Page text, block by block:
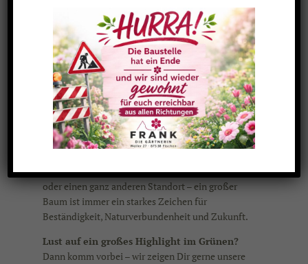
Unser Rundum-Service für Deinen XXL-
Baum umfasst:
Persönliche Beratung und Auswahl in
unserer Baumschule
Organisation von Transport und Lieferung
Fachgerechtes Einpflanzen inkl.
Pflanzschnitt und Befestigung
Tipps zur anschließenden Pflege, damit
Dein Baum gut anwächst
Ob für DeinenHausgarten, dasFirmengelände
oder einen ganz anderen Standort – ein großer
Baum ist immer ein starkes Zeichen für
Beständigkeit, Naturverbundenheit und Zukunft.
Lust auf ein großes Highlight im Grünen?
Dann komm vorbei – wir zeigen Dir gerne unsere